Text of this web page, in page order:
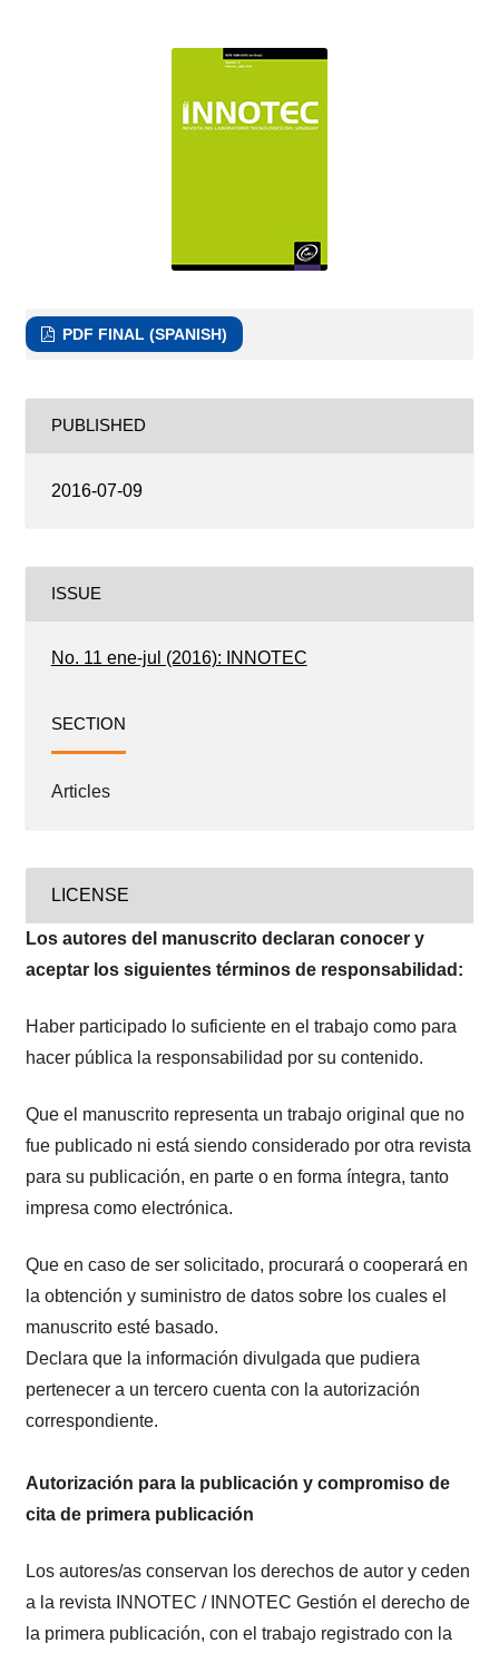
PDF FINAL (SPANISH)
PUBLISHED
2016-07-09
ISSUE
No. 11 ene-jul (2016): INNOTEC
SECTION
Articles
LICENSE
Los autores del manuscrito declaran conocer y
aceptar los siguientes términos de responsabilidad:
Haber participado lo suficiente en el trabajo como para
hacer pública la responsabilidad por su contenido.
Que el manuscrito representa un trabajo original que no
fue publicado ni está siendo considerado por otra revista
para su publicación, en parte o en forma íntegra, tanto
impresa como electrónica.
Que en caso de ser solicitado, procurará o cooperará en
la obtención y suministro de datos sobre los cuales el
manuscrito esté basado.
Declara que la información divulgada que pudiera
pertenecer a un tercero cuenta con la autorización
correspondiente.
Autorización para la publicación y compromiso de
cita de primera publicación
Los autores/as conservan los derechos de autor y ceden
a la revista INNOTEC / INNOTEC Gestión el derecho de
la primera publicación, con el trabajo registrado con la